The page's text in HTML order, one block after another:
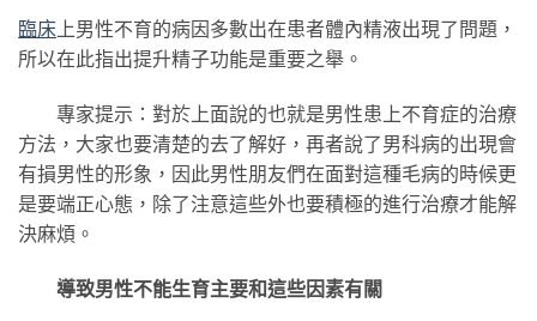
臨床 上男性不育的病因多數出在患者體內精液出現了問題，
所以在此指出提升精子功能是重要之舉。
專家提示：對於上面說的也就是男性患上不育症的治療
方法，大家也要清楚的去了解好，再者說了男科病的出現會
有損男性的形象，因此男性朋友們在面對這種毛病的時候更
是要端正心態，除了注意這些外也要積極的進行治療才能解
決麻煩。
導致男性不能生育主要和這些因素有關